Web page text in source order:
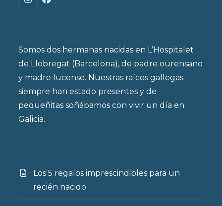
Instagram
Facebook
Somos dos hermanas nacidas en L’Hospitalet
de Llobregat (Barcelona), de padre ourensano
y madre lucense. Nuestras raíces gallegas
siempre han estado presentes y de
pequeñitas soñábamos con vivir un día en
Galicia.
Los 5 regalos imprescindibles para un
recién nacido